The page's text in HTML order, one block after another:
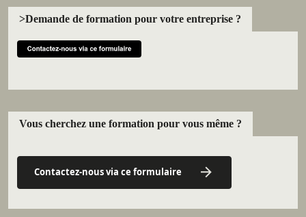
>Demande de formation pour votre entreprise ?
Vous cherchez une formation pour vous même ?
Contactez-nous via ce formulaire